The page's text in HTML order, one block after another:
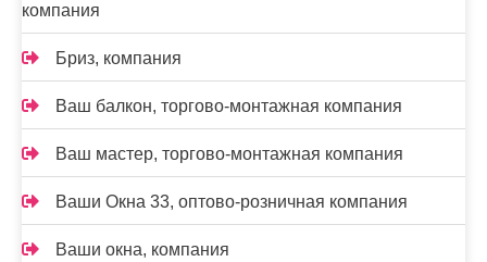
компания
Бриз, компания
Ваш балкон, торгово-монтажная компания
Ваш мастер, торгово-монтажная компания
Ваши Окна 33, оптово-розничная компания
Ваши окна, компания